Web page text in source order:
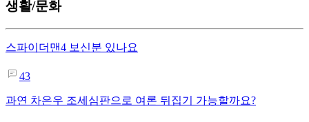
생활/문화
스파이더맨4 보신분 있나요
43
과연 차은우 조세심판으로 여론 뒤집기 가능할까요?